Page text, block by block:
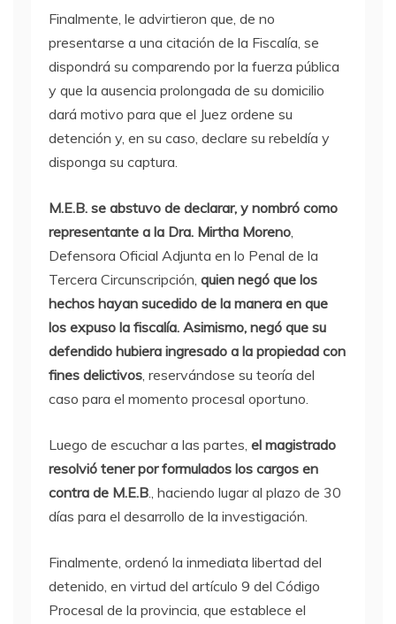
Finalmente, le advirtieron que, de no
presentarse a una citación de la Fiscalía, se
dispondrá su comparendo por la fuerza pública
y que la ausencia prolongada de su domicilio
dará motivo para que el Juez ordene su
detención y, en su caso, declare su rebeldía y
disponga su captura.
M.E.B. se abstuvo de declarar, y nombró como
representante a la Dra. Mirtha Moreno,
Defensora Oficial Adjunta en lo Penal de la
Tercera Circunscripción, quien negó que los
hechos hayan sucedido de la manera en que
los expuso la fiscalía. Asimismo, negó que su
defendido hubiera ingresado a la propiedad con
fines delictivos, reservándose su teoría del
caso para el momento procesal oportuno.
Luego de escuchar a las partes, el magistrado
resolvió tener por formulados los cargos en
contra de M.E.B., haciendo lugar al plazo de 30
días para el desarrollo de la investigación.
Finalmente, ordenó la inmediata libertad del
detenido, en virtud del artículo 9 del Código
Procesal de la provincia, que establece el